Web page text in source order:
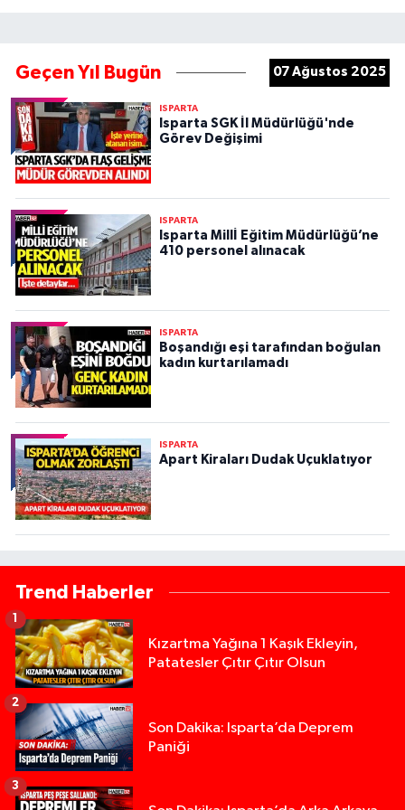
Geçen Yıl Bugün 07 Ağustos 2025
ISPARTA
Isparta SGK İl Müdürlüğü'nde
Görev Değişimi
ISPARTA
Isparta Millİ Eğitim Müdürlüğü’ne
410 personel alınacak
ISPARTA
Boşandığı eşi tarafından boğulan
kadın kurtarılamadı
ISPARTA
Apart Kiraları Dudak Uçuklatıyor
Trend Haberler
Kızartma Yağına 1 Kaşık Ekleyin,
Patatesler Çıtır Çıtır Olsun
1
Son Dakika: Isparta’da Deprem
Paniği
2
3